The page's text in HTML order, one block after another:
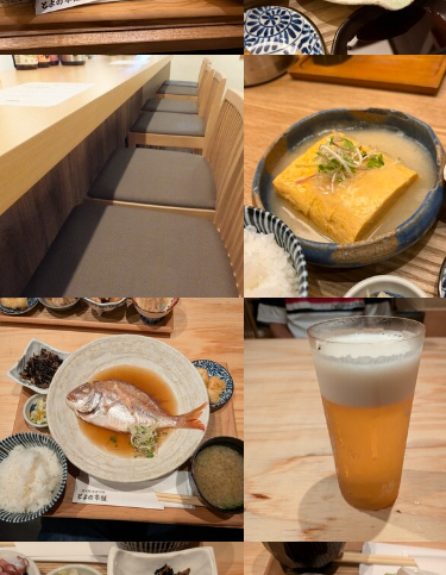
まずはお会いして、目標や経験などいろいろとお話をしまし
皆様にお会いできる日を、心より楽しみにお待ちしていま
店名
冠地鶏とかぼす平目 とよの本舗 元町旧居留地店
兵庫県神戸市中央区三宮町2-2-2 鈴木ビル 2F
法人名・事業者名
株式会社レジオフーズ
最終更新日2026/07/28
最終更新日2026/07/28
まずはお会いして、目標や経験などいろいろとお話をしまし
皆様にお会いできる日を、心より楽しみにお待ちしていま
店名
冠地鶏とかぼす平目 とよの本舗 元町旧居留地店
勤務地
兵庫県神戸市中央区三宮町2-2-2 鈴木ビル 2F
法人名・事業者名
株式会社レジオフーズ
最終更新日2025/07/22
お店の採用担当者からのメッセージ
飲食店経験者も未経験者も、みなさん大・大歓迎！
長く働いてくださる方はもちろん、大学卒業までの短期バ
「学業は応援！」が当店のスタイルなので、ご安心くださ
ご応募お待ちしています。
店名
冠地鶏とかぼす平目 とよの本舗 元町旧居留地店
勤務地
兵庫県神戸市中央区三宮町2-2-2 鈴木ビル 2F
法人名・事業者名
株式会社レジオフーズ